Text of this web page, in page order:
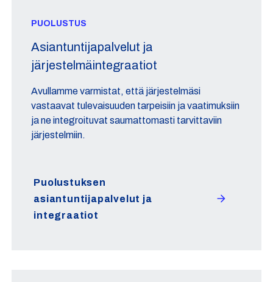
PUOLUSTUS
Asiantuntijapalvelut ja
järjestelmäintegraatiot
Avullamme varmistat, että järjestelmäsi
vastaavat tulevaisuuden tarpeisiin ja vaatimuksiin
ja ne integroituvat saumattomasti tarvittaviin
järjestelmiin.
Puolustuksen
asiantuntijapalvelut ja
integraatiot